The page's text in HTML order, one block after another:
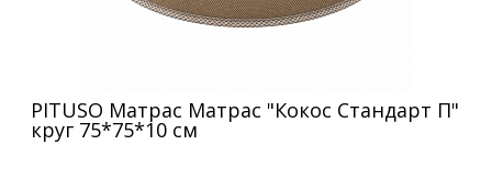
PITUSO Матрас Матрас "Кокос Стандарт П"
круг 75*75*10 см